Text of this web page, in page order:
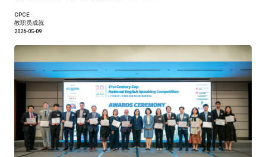
CPCE
教职员成就
2026-05-09